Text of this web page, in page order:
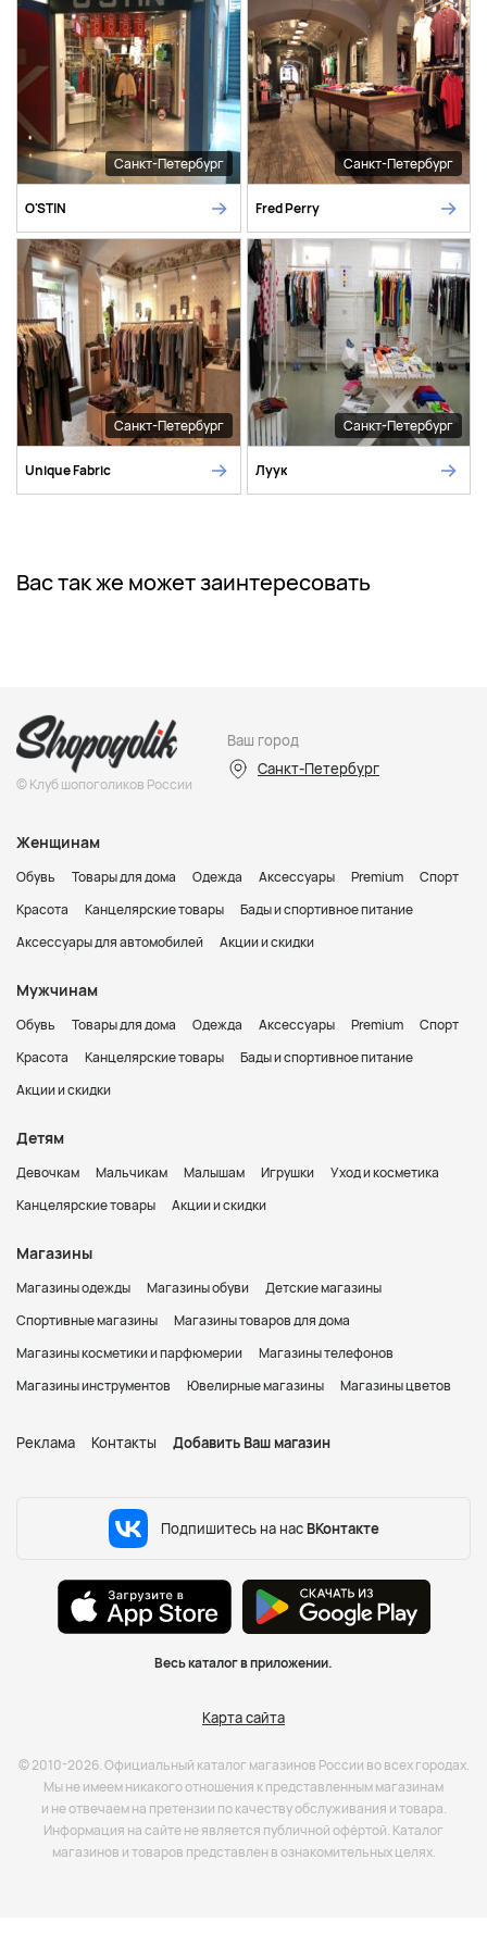
Санкт-Петербург
O'STIN
Санкт-Петербург
Fred Perry
Санкт-Петербург
Unique Fabric
Санкт-Петербург
Луук
Вас так же может заинтересовать
© Клуб шопоголиков России
Ваш город
Санкт-Петербург
Женщинам
Обувь Товары для дома Одежда Аксессуары Premium
Спорт
Красота
Канцелярские товары
Бады и спортивное питание
Аксессуары для автомобилей
Акции и скидки
Мужчинам
Обувь Товары для дома Одежда Аксессуары Premium
Спорт
Красота
Канцелярские товары
Бады и спортивное питание
Акции и скидки
Детям
Девочкам Мальчикам Малышам Игрушки
Уход и косметика
Канцелярские товары
Акции и скидки
Магазины
Магазины одежды Магазины обуви
Детские магазины
Спортивные магазины
Магазины товаров для дома
Магазины косметики и парфюмерии
Магазины телефонов
Магазины инструментов
Ювелирные магазины Магазины цветов
Реклама Контакты Добавить Ваш магазин
Подпишитесь на нас ВКонтакте
Весь каталог в приложении.
Карта сайта
© 2010-2026. Официальный каталог магазинов России во всех городах.
Мы не имеем никакого отношения к представленным магазинам
и не отвечаем на претензии по качеству обслуживания и товара.
Информация на сайте не является публичной офёртой. Каталог
магазинов и товаров представлен в ознакомительных целях.